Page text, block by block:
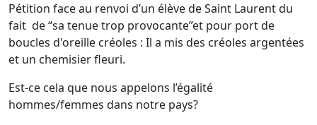
Pétition face au renvoi d’un élève de Saint Laurent du
fait de “sa tenue trop provocante”et pour port de
boucles d'oreille créoles : Il a mis des créoles argentées
et un chemisier fleuri.
Est-ce cela que nous appelons l’égalité
hommes/femmes dans notre pays?